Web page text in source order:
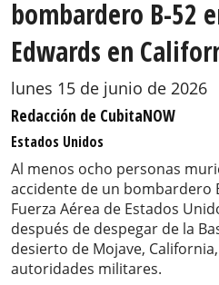
bombardero B-52
Edwards en
lunes 15 de junio de 2026
Redacción de CubitaNOW
Estados Unidos
Al menos ocho personas
accidente de un bombardero
Fuerza Aérea de Estados
después de despegar de la
desierto de Mojave,
autoridades militares.